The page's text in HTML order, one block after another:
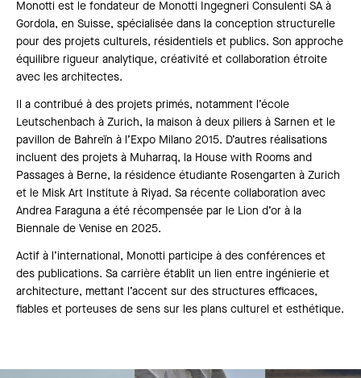
Monotti est le fondateur de Monotti Ingegneri Consulenti SA à
Gordola, en Suisse, spécialisée dans la conception structurelle
pour des projets culturels, résidentiels et publics. Son approche
équilibre rigueur analytique, créativité et collaboration étroite
avec les architectes.
Il a contribué à des projets primés, notamment l’école
Leutschenbach à Zurich, la maison à deux piliers à Sarnen et le
pavillon de Bahreïn à l’Expo Milano 2015. D’autres réalisations
incluent des projets à Muharraq, la House with Rooms and
Passages à Berne, la résidence étudiante Rosengarten à Zurich
et le Misk Art Institute à Riyad. Sa récente collaboration avec
Andrea Faraguna a été récompensée par le Lion d’or à la
Biennale de Venise en 2025.
Actif à l’international, Monotti participe à des conférences et
des publications. Sa carrière établit un lien entre ingénierie et
architecture, mettant l’accent sur des structures efficaces,
fiables et porteuses de sens sur les plans culturel et esthétique.